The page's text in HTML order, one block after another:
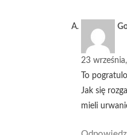
23
To
Jak się
mieli